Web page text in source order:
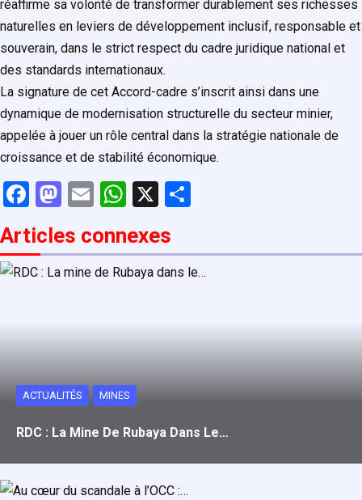
réaffirme sa volonté de transformer durablement ses richesses
naturelles en leviers de développement inclusif, responsable et
souverain, dans le strict respect du cadre juridique national et
des standards internationaux.
La signature de cet Accord-cadre s’inscrit ainsi dans une
dynamique de modernisation structurelle du secteur minier,
appelée à jouer un rôle central dans la stratégie nationale de
croissance et de stabilité économique.
F
a
ce
b
k
M
st
o
n
E
ail
W
at
s
p
X
ta
g
Articles connexes
ACTUALITÉS MINES
RDC : La Mine De Rubaya Dans Le…